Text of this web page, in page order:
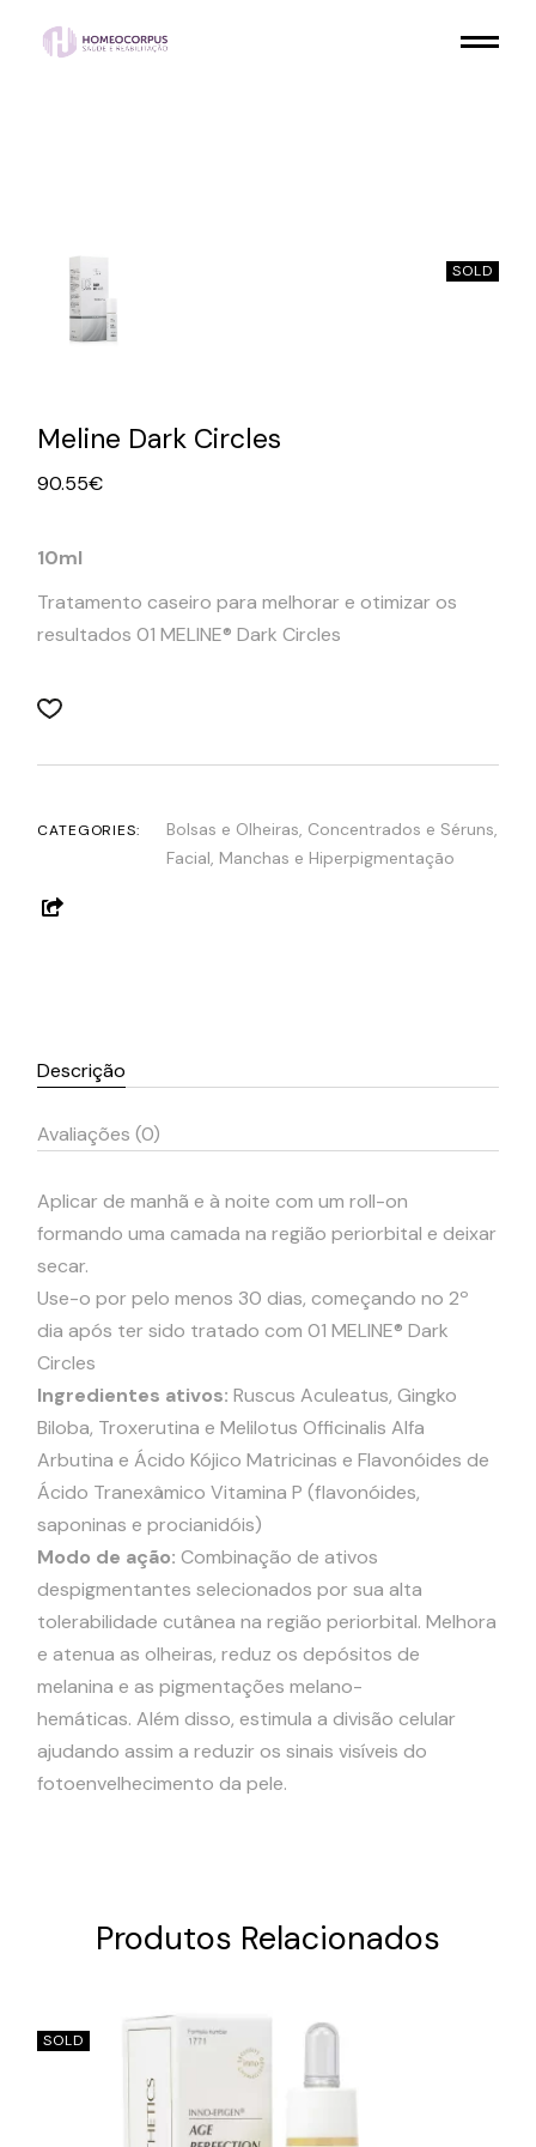
content
SOLD
Meline Dark Circles
90.55€
10ml
Tratamento caseiro para melhorar e otimizar os
resultados 01 MELINE® Dark Circles
CATEGORIES: Bolsas e Olheiras, Concentrados e Séruns,
Facial, Manchas e Hiperpigmentação
Descrição
Avaliações (0)
Aplicar de manhã e à noite com um roll-on
formando uma camada na região periorbital e deixar
secar.
Use-o por pelo menos 30 dias, começando no 2º
dia após ter sido tratado com 01 MELINE® Dark
Circles
Ingredientes ativos: Ruscus Aculeatus, Gingko
Biloba, Troxerutina e Melilotus Officinalis Alfa
Arbutina e Ácido Kójico Matricinas e Flavonóides de
Ácido Tranexâmico Vitamina P (flavonóides,
saponinas e procianidóis)
Modo de ação:Combinação de ativos
despigmentantes selecionados por sua alta
tolerabilidade cutânea na região periorbital. Melhora
e atenua as olheiras, reduz os depósitos de
melanina e as pigmentações melano-
hemáticas. Além disso, estimula a divisão celular
ajudando assim a reduzir os sinais visíveis do
fotoenvelhecimento da pele.
Produtos Relacionados
SOLD